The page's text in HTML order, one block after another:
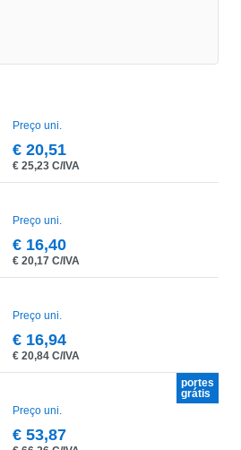
Preço uni.
€20,51
€25,23 C/IVA
Preço uni.
€ 16,40
€20,17 C/IVA
Preço uni.
€ 16,94
€20,84 C/IVA
Preço uni.
€53,87
portes
grátis